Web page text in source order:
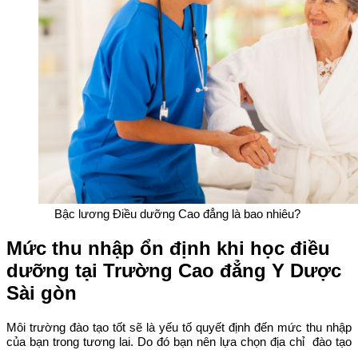
Bậc lương Điều dưỡng Cao đẳng là bao nhiêu?
Mức thu nhập ổn định khi học điều
dưỡng tại Trường Cao đẳng Y Dược
Sài gòn
Môi trường đào tạo tốt sẽ là yếu tố quyết định đến mức thu nhập
của bạn trong tương lai. Do đó bạn nên lựa chọn địa chỉ đào tạo